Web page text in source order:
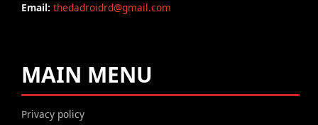
Email: thedadroidrd@gmail.com
MAIN MENU
Privacy policy